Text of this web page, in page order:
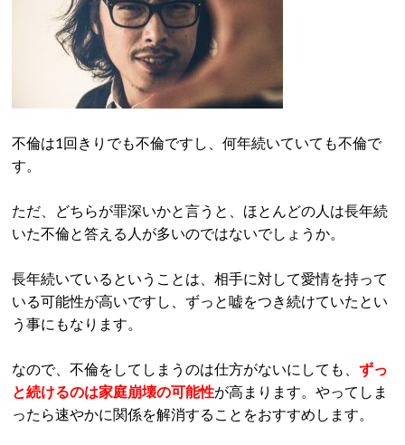
不倫は1回きりでも不倫ですし、何年続いていても不倫で
す。
ただ、どちらが罪深いかと言うと、ほとんどの人は長年続
いた不倫と答える人が多いのではないでしょうか。
長年続いているということは、相手に対して愛情を持って
いる可能性が高いですし、ずっと嘘をつき続けていたとい
う事にもなります。
なので、不倫をしてしまうのは仕方がないにしても、 ずっ
と続けるのは家庭崩壊の可能性が高まります。やってしま
ったら速やかに関係を解消することをおすすめします。